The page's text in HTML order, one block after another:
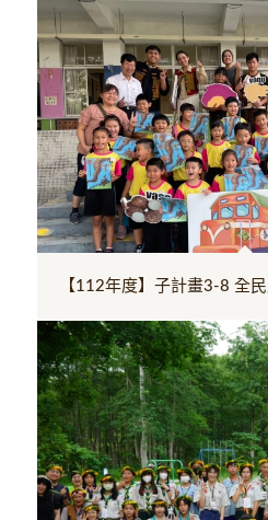
【112年度】子計畫3-8 全